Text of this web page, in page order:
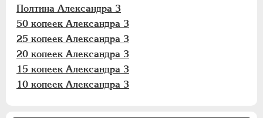
Полтина Александра 3
50 копеек Александра 3
25 копеек Александра 3
20 копеек Александра 3
15 копеек Александра 3
10 копеек Александра 3